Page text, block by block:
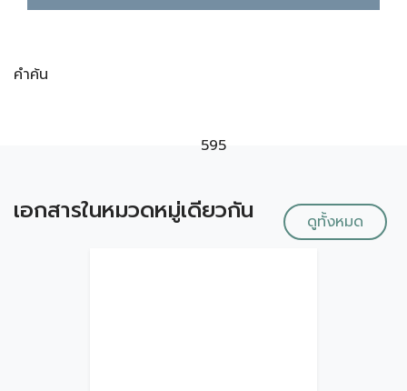
คำค้น
595
เอกสารในหมวดหมู่เดียวกัน ดูทั้งหมด